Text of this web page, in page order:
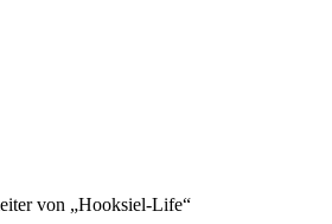
von „Hooksiel-Life“